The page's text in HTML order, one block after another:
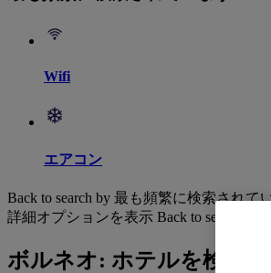
Wifi
エアコン
Back to search by 最も頻繁に検索されて
詳細オプションを表示 Back to search by
ボルネオ: ホテルを検索す